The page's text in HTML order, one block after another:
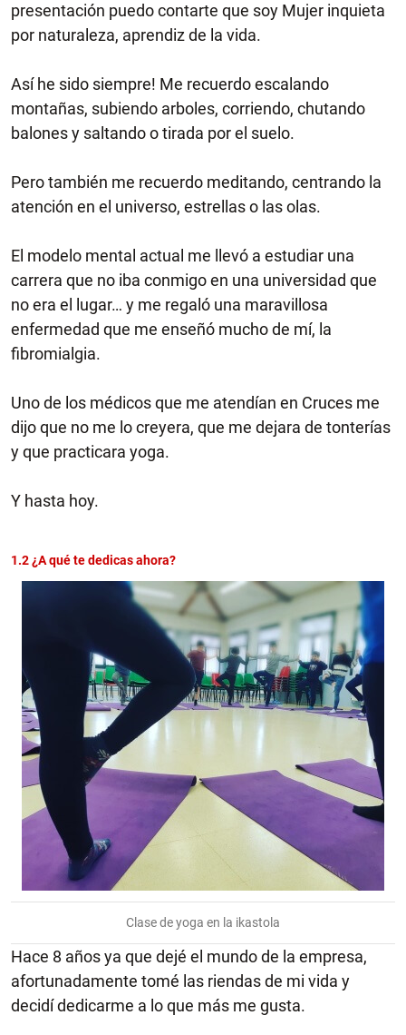
presentación puedo contarte que soy Mujer inquieta
por naturaleza, aprendiz de la vida.
Así he sido siempre! Me recuerdo escalando
montañas, subiendo arboles, corriendo, chutando
balones y saltando o tirada por el suelo.
Pero también me recuerdo meditando, centrando la
atención en el universo, estrellas o las olas.
El modelo mental actual me llevó a estudiar una
carrera que no iba conmigo en una universidad que
no era el lugar… y me regaló una maravillosa
enfermedad que me enseñó mucho de mí, la
fibromialgia.
Uno de los médicos que me atendían en Cruces me
dijo que no me lo creyera, que me dejara de tonterías
y que practicara yoga.
Y hasta hoy.
1.2 ¿A qué te dedicas ahora?
Clase de yoga en la ikastola
Hace 8 años ya que dejé el mundo de la empresa,
afortunadamente tomé las riendas de mi vida y
decidí dedicarme a lo que más me gusta.